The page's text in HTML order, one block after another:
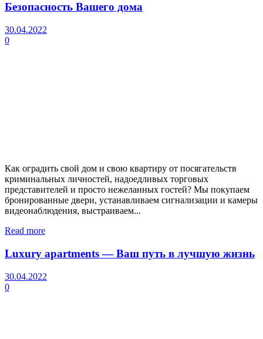
Безопасность Вашего дома
30.04.2022
0
Как оградить свой дом и свою квартиру от посягательств
криминальных личностей, надоедливых торговых
представителей и просто нежеланных гостей? Мы покупаем
бронированные двери, устанавливаем сигнализации и камеры
видеонаблюдения, выстраиваем...
Read more
Luxury apartments — Ваш путь в лучшую жизнь
30.04.2022
0